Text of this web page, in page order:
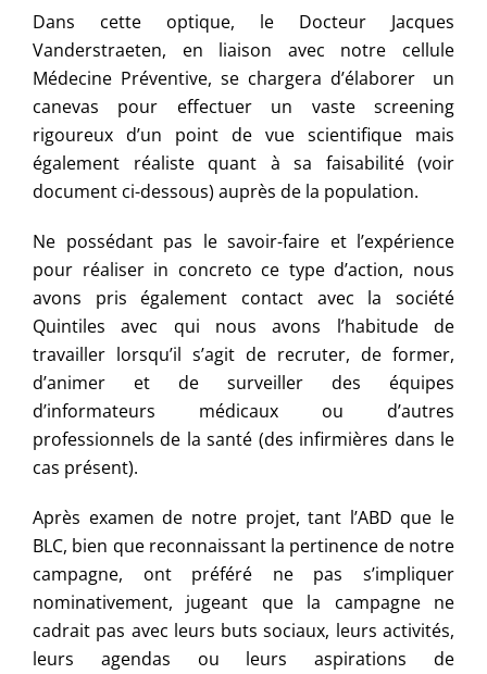
Dans cette optique, le Docteur Jacques
Vanderstraeten, en liaison avec notre cellule
Médecine Préventive, se chargera d’élaborer un
canevas pour effectuer un vaste screening
rigoureux d’un point de vue scientifique mais
également réaliste quant à sa faisabilité (voir
document ci-dessous) auprès de la population.
Ne possédant pas le savoir-faire et l’expérience
pour réaliser in concreto ce type d’action, nous
avons pris également contact avec la société
Quintiles avec qui nous avons l’habitude de
travailler lorsqu’il s’agit de recruter, de former,
d’animer et de surveiller des équipes
d’informateurs médicaux ou d’autres
professionnels de la santé (des infirmières dans le
cas présent).
Après examen de notre projet, tant l’ABD que le
BLC, bien que reconnaissant la pertinence de notre
campagne, ont préféré ne pas s’impliquer
nominativement, jugeant que la campagne ne
cadrait pas avec leurs buts sociaux, leurs activités,
leurs agendas ou leurs aspirations de